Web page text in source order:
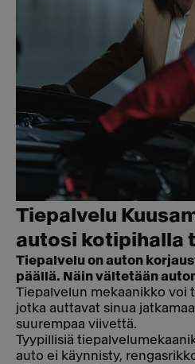
Tiepalvelu
autosi kotipihalla
Tiepalvelu on auton
päällä. Näin vältetään
Tiepalvelun mekaanikko voi
jotka auttavat sinua
suurempaa viivettä.
Tyypillisiä
auto ei käynnisty,